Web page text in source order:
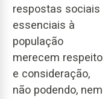
respostas sociais
essenciais à
população
merecem respeito
e consideração,
não podendo, nem